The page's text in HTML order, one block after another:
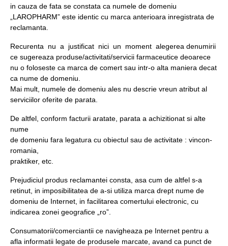
in cauza de fata se constata ca numele de domeniu
„LAROPHARM” este identic cu marca anterioara inregistrata de
reclamanta.
Recurenta nu a justificat nici un moment alegerea denumirii
ce sugereaza produse/activitati/servicii farmaceutice deoarece
nu o foloseste ca marca de comert sau intr-o alta maniera decat
ca nume de domeniu.
Mai mult, numele de domeniu ales nu descrie vreun atribut al
serviciilor oferite de parata.
De altfel, conform facturii aratate, parata a achizitionat si alte
nume
de domeniu fara legatura cu obiectul sau de activitate : vincon-
romania,
praktiker, etc.
Prejudiciul produs reclamantei consta, asa cum de altfel s-a
retinut, in imposibilitatea de a-si utiliza marca drept nume de
domeniu de Internet, in facilitarea comertului electronic, cu
indicarea zonei geografice „ro”.
Consumatorii/comerciantii ce navigheaza pe Internet pentru a
afla informatii legate de produsele marcate, avand ca punct de